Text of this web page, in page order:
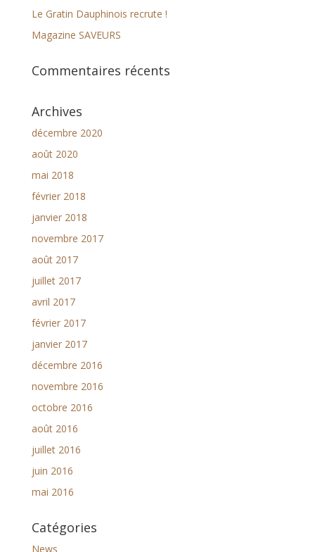
Le Gratin Dauphinois recrute !
Magazine SAVEURS
Commentaires récents
Archives
décembre 2020
août 2020
mai 2018
février 2018
janvier 2018
novembre 2017
août 2017
juillet 2017
avril 2017
février 2017
janvier 2017
décembre 2016
novembre 2016
octobre 2016
août 2016
juillet 2016
juin 2016
mai 2016
Catégories
News